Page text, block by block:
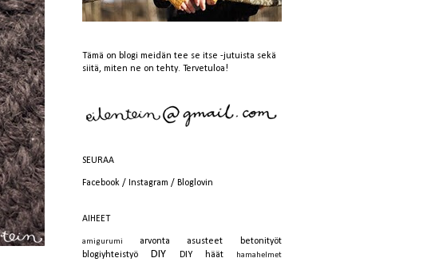
Tämä on blogi meidän tee se itse -jutuista sekä
siitä, miten ne on tehty. Tervetuloa!
SEURAA
Facebook / Instagram / Bloglovin
AIHEET
amigurumi arvonta asusteet
betonityöt
blogiyhteistyö
DIY DIY häät
hamahelmet